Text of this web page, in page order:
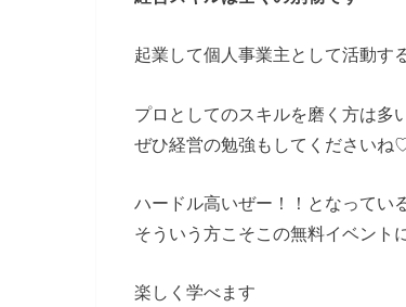
起業して個人事業主として活動す
プロとしてのスキルを磨く方は多
ぜひ経営の勉強もしてくださいね
ハードル高いぜー！！となってい
そういう方こそこの無料イベント
楽しく学べます